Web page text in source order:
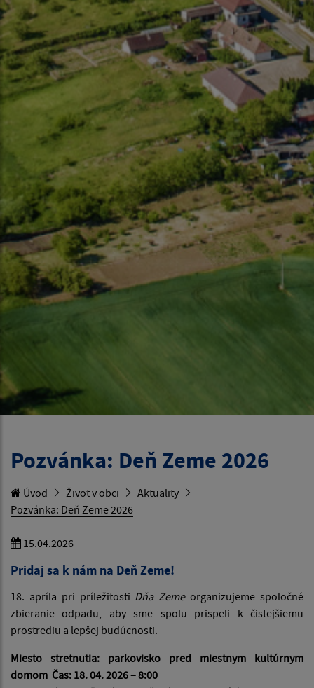
Pozvánka: Deň Zeme 2026
Úvod Život v obci
Aktuality
Pozvánka: Deň Zeme 2026
15.04.2026
Pridaj sa k nám na Deň Zeme!
18. apríla pri príležitosti Dňa Zemeorganizujeme spoločné
zbieranie odpadu, aby sme spolu prispeli k čistejšiemu
prostrediu a lepšej budúcnosti.
Miesto stretnutia: parkovisko pred miestnym kultúrnym
domom Čas: 18. 04. 2026 – 8:00